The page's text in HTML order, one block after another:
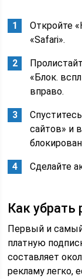
Откройте
«Safari».
«Блок.
вправо.
сайтов» и
Сделайте
Как убрать
Первый и
платную
составляет
рекламу легко,